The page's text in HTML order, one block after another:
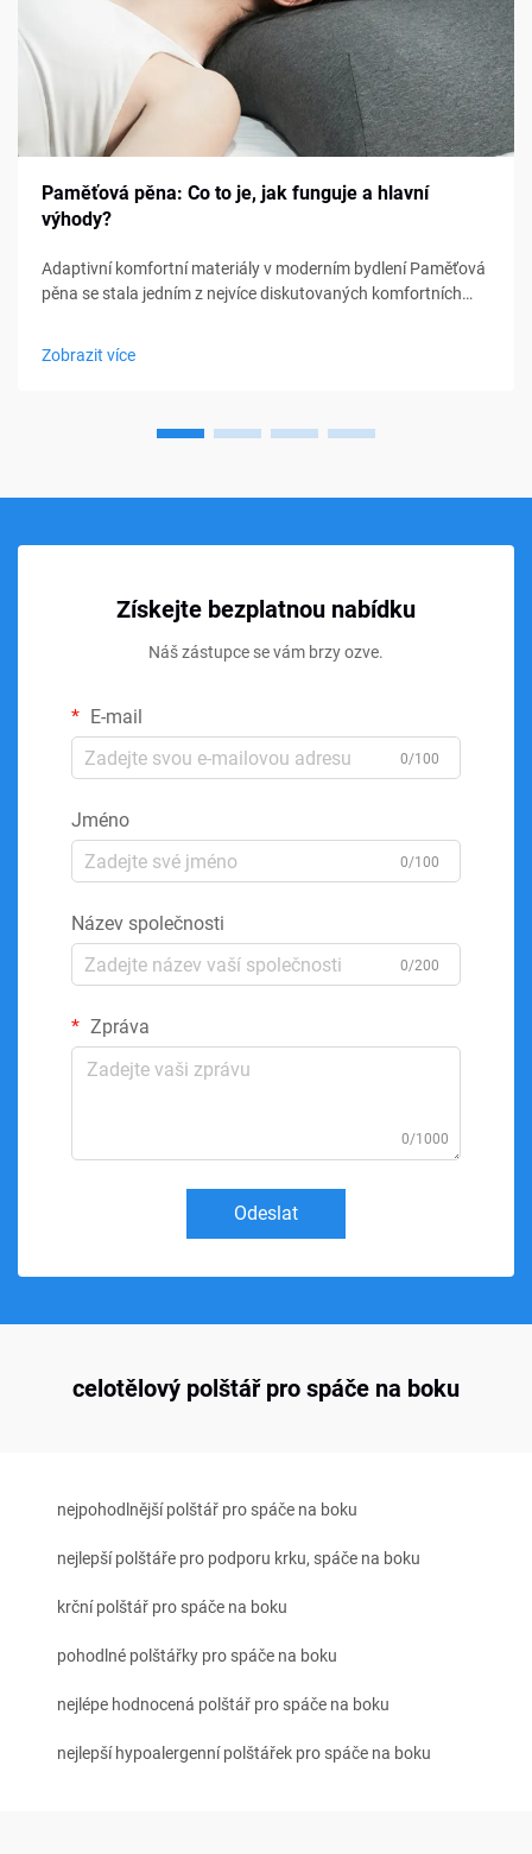
Paměťová pěna: Co to je, jak funguje a hlavní
výhody?
Adaptivní komfortní materiály v moderním bydlení Paměťová
pěna se stala jedním z nejvíce diskutovaných komfortních
Zobrazit více
Získejte bezplatnou nabídku
Náš zástupce se vám brzy ozve.
E-mail
0/100
Jméno
0/100
Název společnosti
0/200
Zpráva
0/1000
Odeslat
celotělový polštář pro spáče na boku
nejpohodlnější polštář pro spáče na boku
nejlepší polštáře pro podporu krku, spáče na boku
krční polštář pro spáče na boku
pohodlné polštářky pro spáče na boku
nejlépe hodnocená polštář pro spáče na boku
nejlepší hypoalergenní polštářek pro spáče na boku